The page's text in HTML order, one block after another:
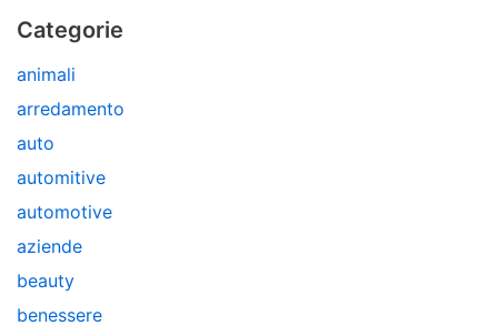
Categorie
animali
arredamento
auto
automitive
automotive
aziende
beauty
benessere